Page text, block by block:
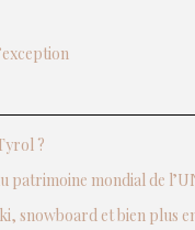
?
patrimoine mondial de
snowboard et bien plus